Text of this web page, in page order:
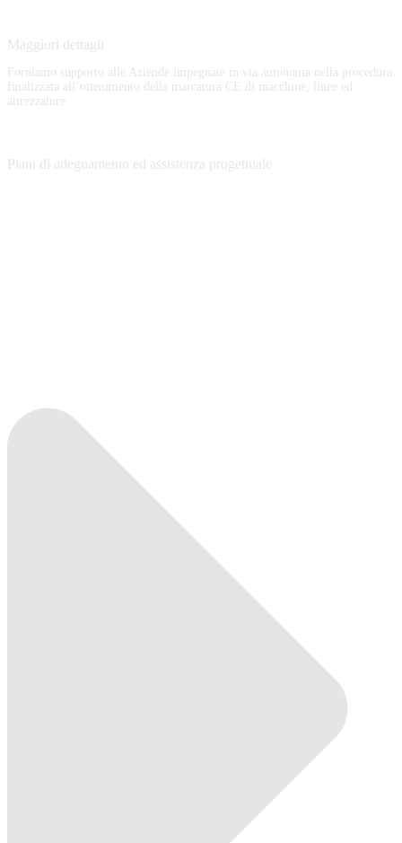
Maggiori dettagli
Forniamo supporto alle Aziende impegnate in via autonoma nella procedura
finalizzata all’ottenimento della marcatura CE di macchine, linee ed
attrezzature.
Piani di adeguamento ed assistenza progettuale